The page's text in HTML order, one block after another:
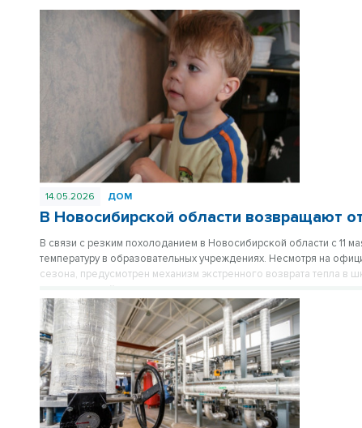
14.05.2026 ДОМ
В Новосибирской области возвращают
В связи с резким похолоданием в Новосибирской области с 11
температуру в образовательных учреждениях. Несмотря на
сезона, предусмотрен механизм экстренного возврата тепла в